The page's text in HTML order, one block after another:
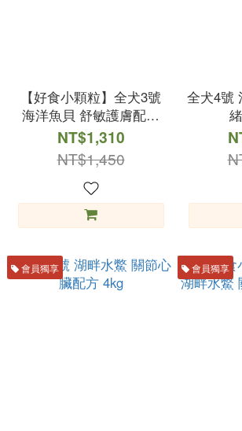
【好食小顆粒】全犬3號
海洋魚貝 舒敏護膚配方
4kg
NT$1,310
NT$1,450
全犬4號
會員獨享 會員獨享